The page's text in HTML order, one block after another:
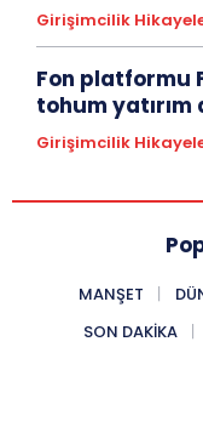
Girişimcilik
Fon platformu
tohum yatırım
Girişimcilik
MANŞET
SON DAKIKA